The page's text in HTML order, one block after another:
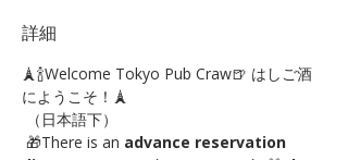
詳細
🗼🍾Welcome Tokyo Pub Craw🍺 はしご酒
にようこそ！🗼
（日本語下）
🎁There is an advance reservation